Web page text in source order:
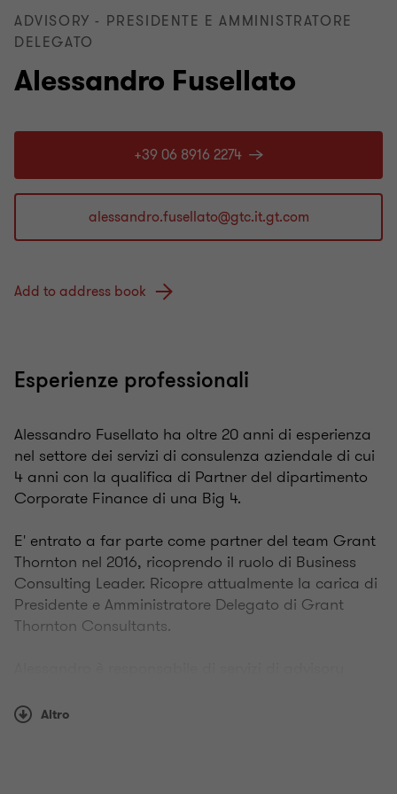
Alessandro Fusellato
ADVISORY - PRESIDENTE E AMMINISTRATORE
DELEGATO
+39 06 8916 2274
Add to address book
Esperienze professionali
Alessandro Fusellato ha oltre 20 anni di esperienza
nel settore dei servizi di consulenza aziendale di cui
4 anni con la qualifica di Partner del dipartimento
Corporate Finance di una Big 4.
E' entrato a far parte come partner del team Grant
Thornton nel 2016, ricoprendo il ruolo di Business
Consulting Leader. Ricopre attualmente la carica di
Presidente e Amministratore Delegato di Grant
Thornton Consultants.
molti progetti di business transformation ed
Altro